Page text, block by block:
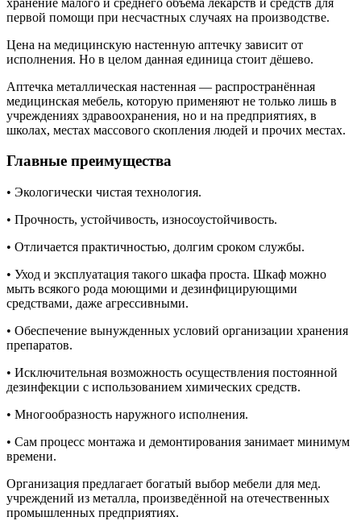
первой помощи при несчастных случаях на производстве.
Цена на медицинскую настенную аптечку зависит от
исполнения. Но в целом данная единица стоит дёшево.
Аптечка металлическая настенная — распространённая
медицинская мебель, которую применяют не только лишь в
учреждениях здравоохранения, но и на предприятиях, в
школах, местах массового скопления людей и прочих местах.
Главные преимущества
• Экологически чистая технология.
• Прочность, устойчивость, износоустойчивость.
• Отличается практичностью, долгим сроком службы.
• Уход и эксплуатация такого шкафа проста. Шкаф можно
мыть всякого рода моющими и дезинфицирующими
средствами, даже агрессивными.
• Обеспечение вынужденных условий организации хранения
препаратов.
• Исключительная возможность осуществления постоянной
дезинфекции с использованием химических средств.
• Многообразность наружного исполнения.
• Сам процесс монтажа и демонтирования занимает минимум
времени.
Организация предлагает богатый выбор мебели для мед.
учреждений из металла, произведённой на отечественных
промышленных предприятиях.